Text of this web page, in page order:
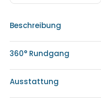
Beschreibung
360° Rundgang
Ausstattung